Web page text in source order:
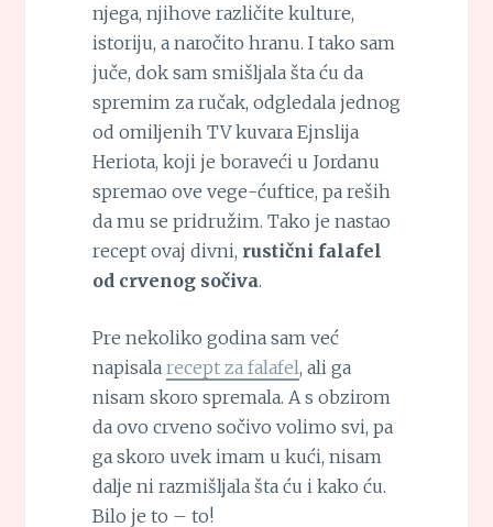
njega, njihove različite kulture,
istoriju, a naročito hranu. I tako sam
juče, dok sam smišljala šta ću da
spremim za ručak, odgledala jednog
od omiljenih TV kuvara Ejnslija
Heriota, koji je boraveći u Jordanu
spremao ove vege-ćuftice, pa reših
da mu se pridružim. Tako je nastao
recept ovaj divni, rustični falafel
od crvenog sočiva.
Pre nekoliko godina sam već
napisala recept za falafel, ali ga
nisam skoro spremala. A s obzirom
da ovo crveno sočivo volimo svi, pa
ga skoro uvek imam u kući, nisam
dalje ni razmišljala šta ću i kako ću.
Bilo je to – to!